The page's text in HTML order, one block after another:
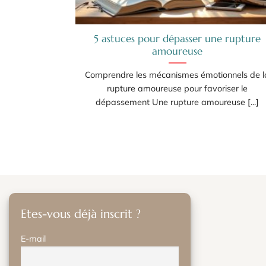
5 astuces pour dépasser une rupture
amoureuse
Comprendre les mécanismes émotionnels de
rupture amoureuse pour favoriser le
dépassement Une rupture amoureuse [...]
Etes-vous déjà inscrit ?
E-mail